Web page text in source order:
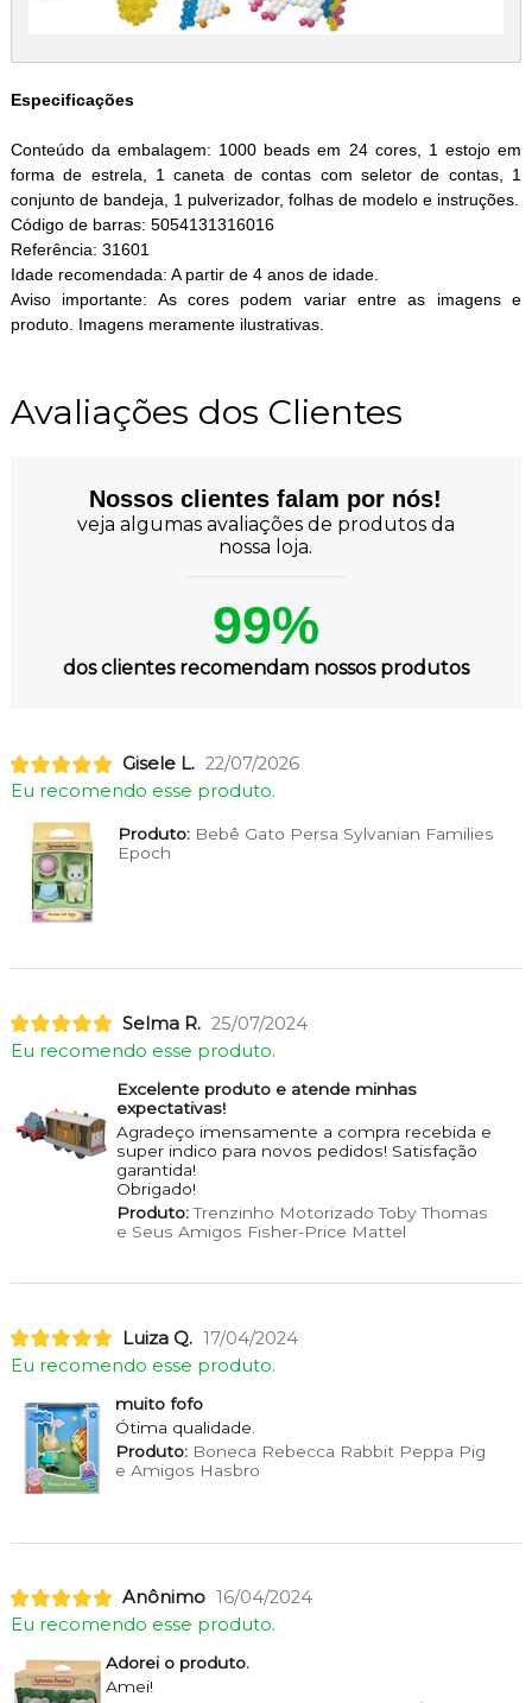
Especificações
Conteúdo da embalagem: 1000 beads em 24 cores, 1 estojo em
forma de estrela, 1 caneta de contas com seletor de contas, 1
conjunto de bandeja, 1 pulverizador, folhas de modelo e instruções.
Código de barras: 5054131316016
Referência: 31601
Idade recomendada: A partir de 4 anos de idade.
Aviso importante: As cores podem variar entre as imagens e
produto. Imagens meramente ilustrativas.
Avaliações dos Clientes
Nossos clientes falam por nós!
veja algumas avaliações de produtos da
nossa loja.
99%
dos clientes recomendam nossos produtos
Gisele L. 22/07/2026
Eu recomendo esse produto.
Produto:Bebê Gato Persa Sylvanian Families
Epoch
Selma R. 25/07/2024
Eu recomendo esse produto.
Excelente produto e atende minhas
expectativas!
Agradeço imensamente a compra recebida e
super indico para novos pedidos! Satisfação
garantida!
Obrigado!
Produto:Trenzinho Motorizado Toby Thomas
e Seus Amigos Fisher-Price Mattel
Luiza Q. 17/04/2024
Eu recomendo esse produto.
muito fofo
Ótima qualidade.
Produto:Boneca Rebecca Rabbit Peppa Pig
e Amigos Hasbro
Anônimo 16/04/2024
Eu recomendo esse produto.
Adorei o produto.
Amei!